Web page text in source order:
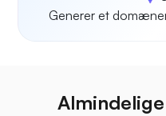
Generer et